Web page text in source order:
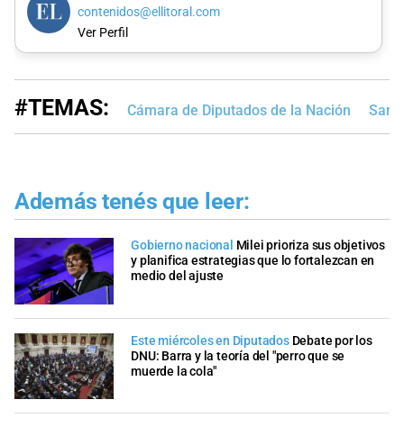
contenidos@ellitoral.com
Ver Perfil
#TEMAS: Cámara de Diputados de la Nación
Además tenés que leer:
Gobierno nacional Milei prioriza sus objetivos
y planifica estrategias que lo fortalezcan en
medio del ajuste
Este miércoles en Diputados Debate por los
DNU: Barra y la teoría del "perro que se
muerde la cola"